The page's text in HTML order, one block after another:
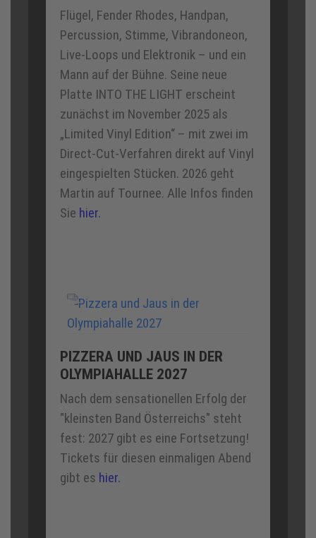
Flügel, Fender Rhodes, Handpan,
Percussion, Stimme, Vibrandoneon,
Live-Loops und Elektronik – und ein
Mann auf der Bühne. Seine neue
Platte INTO THE LIGHT erscheint
zunächst im November 2025 als
„Limited Vinyl Edition“ – mit zwei im
Direct-Cut-Verfahren direkt auf Vinyl
eingespielten Stücken. 2026 geht
Martin auf Tournee. Alle Infos finden
Sie hier.
PIZZERA UND JAUS IN DER
OLYMPIAHALLE 2027
Nach dem sensationellen Erfolg der
"kleinsten Band Österreichs" steht
fest: 2027 gibt es eine Fortsetzung!
Tickets für diesen einmaligen Abend
gibt es hier.